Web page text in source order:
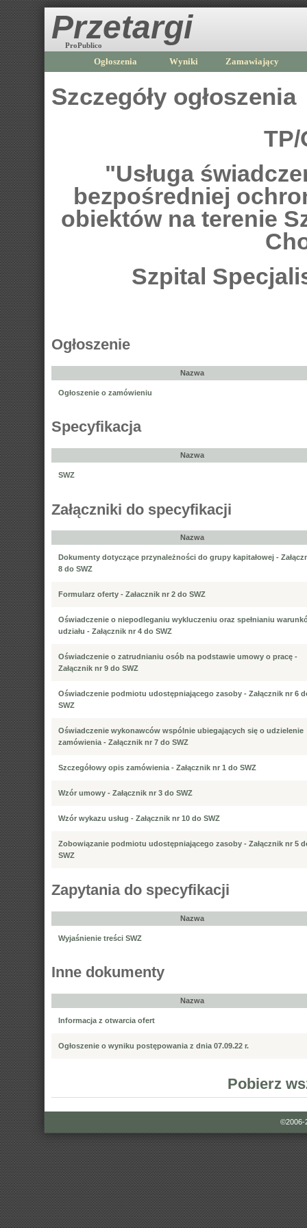
Przetargi
ProPublico
Ogłoszenia Wyniki Zamawiający
Szczegóły ogłoszenia
TP/
"Usługa
bezpośredniej
obiektów na terenie
Szpital
Ogłoszenie
Nazwa
Ogłoszenie o zamówieniu
Specyfikacja
Nazwa
SWZ
Załączniki do specyfikacji
Nazwa
Dokumenty dotyczące przynależności do grupy kapitałowej -
8 do SWZ
Formularz oferty - Załacznik nr 2 do SWZ
Oświadczenie o niepodleganiu wykluczeniu oraz spełnianiu
udziału - Załącznik nr 4 do SWZ
Oświadczenie o zatrudnianiu osób na podstawie umowy o pracę -
Załącznik nr 9 do SWZ
Oświadczenie podmiotu udostępniającego zasoby - Załącznik nr 6
SWZ
Oświadczenie wykonawców wspólnie ubiegających się o udzielenie
zamówienia - Załącznik nr 7 do SWZ
Szczegółowy opis zamówienia - Załącznik nr 1 do SWZ
Wzór umowy - Załącznik nr 3 do SWZ
Wzór wykazu usług - Załącznik nr 10 do SWZ
Zobowiązanie podmiotu udostępniającego zasoby - Załącznik nr 5
SWZ
Zapytania do specyfikacji
Nazwa
Wyjaśnienie treści SWZ
Inne dokumenty
Nazwa
Informacja z otwarcia ofert
Ogłoszenie o wyniku postępowania z dnia 07.09.22 r.
Pobierz
©2006-